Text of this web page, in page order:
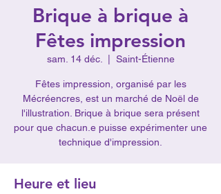
Brique à brique à
Fêtes impression
sam. 14 déc. Saint-Étienne
Fêtes impression, organisé par les
Mécréencres, est un marché de Noël de
l'illustration. Brique à brique sera présent
pour que chacun.e puisse expérimenter une
technique d'impression.
Heure et lieu